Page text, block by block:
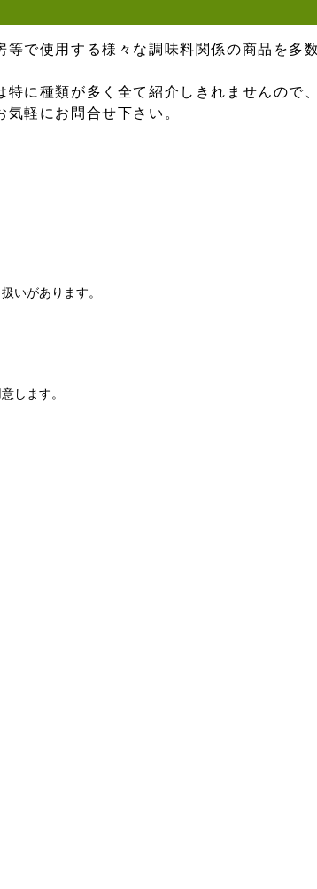
等で使用する様々な調味料関係の商品を多
特に種類が多く全て紹介しきれませんので
気軽にお問合せ下さい。
いがあります。
します。